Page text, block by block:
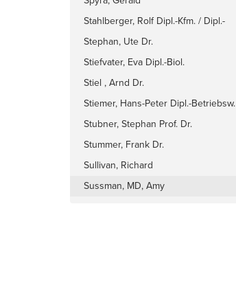
Stahlberger, Rolf Dipl.-Kfm. / Dipl.-
Volksw.
Stephan, Ute Dr.
Stiefvater, Eva Dipl.-Biol.
Stiel , Arnd Dr.
Stiemer, Hans-Peter Dipl.-Betriebsw.
(BA)
Stubner, Stephan Prof. Dr.
Stummer, Frank Dr.
Sullivan, Richard
Sussman, MD, Amy